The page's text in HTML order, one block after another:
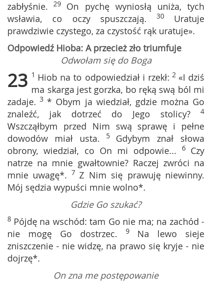
zabłyśnie. 29 On pychę wyniosłą uniża, tych
wsławia, co oczy spuszczają. 30 Uratuje
prawdziwie czystego, za czystość rąk uratuje».
Odpowiedź Hioba: A przecież zło triumfuje
Odwołam się do Boga
23 1 Hiob na to odpowiedział i rzekł: 2 «I dziś
ma skarga jest gorzka, bo ręką swą ból mi
zadaje. 3* Obym ja wiedział, gdzie można Go
znaleźć, jak dotrzeć do Jego stolicy? 4
Wszcząłbym przed Nim swą sprawę i pełne
dowodów miał usta. 5 Gdybym znał słowa
obrony, wiedział, co On mi odpowie... 6 Czy
natrze na mnie gwałtownie? Raczej zwróci na
mnie uwagę*. 7 Z Nim się prawuję niewinny.
Mój sędzia wypuści mnie wolno*.
Gdzie Go szukać?
8 Pójdę na wschód: tam Go nie ma; na zachód -
nie mogę Go dostrzec. 9 Na lewo sieje
zniszczenie - nie widzę, na prawo się kryje - nie
dojrzę*.
On zna me postępowanie